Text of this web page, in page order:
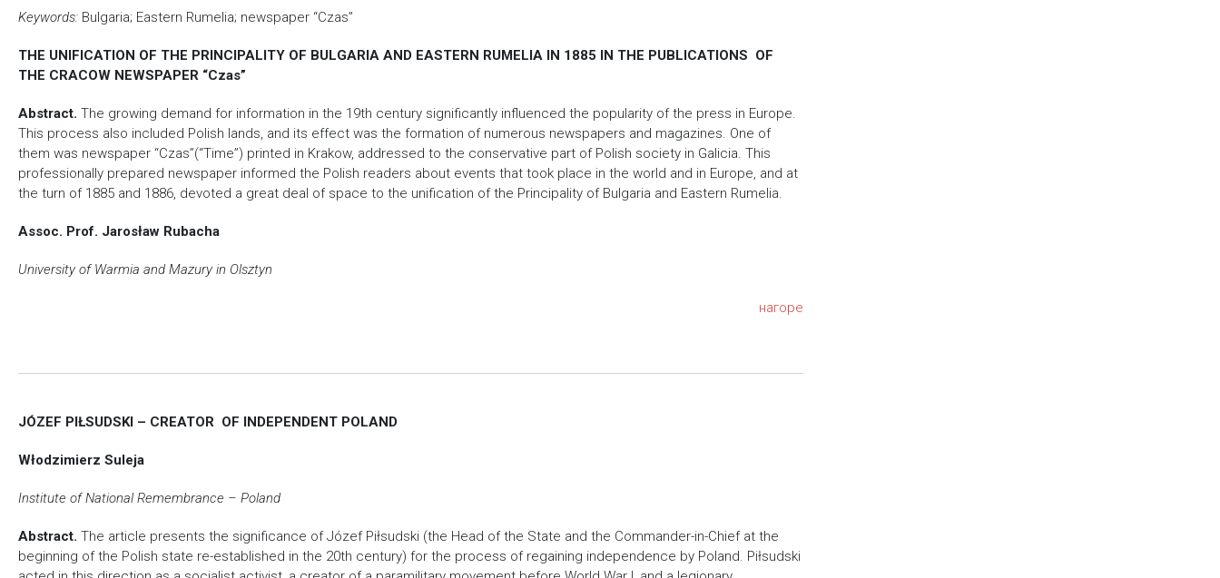
Keywords:Bulgaria; Eastern Rumelia; newspaper “Czas”
THE UNIFICATION OF THE PRINCIPALITY OF BULGARIA AND EASTERN RUMELIA IN 1885 IN THE PUBLICATIONS OF
THE CRACOW NEWSPAPER “Czas”
Abstract. The growing demand for information in the 19th century significantly influenced the popularity of the press in Europe.
This process also included Polish lands, and its effect was the formation of numerous newspapers and magazines. One of
them was newspaper “Czas”(“Time”) printed in Krakow, addressed to the conservative part of Polish society in Galicia. This
professionally prepared newspaper informed the Polish readers about events that took place in the world and in Europe, and at
the turn of 1885 and 1886, devoted a great deal of space to the unification of the Principality of Bulgaria and Eastern Rumelia.
Assoc. Prof. Jarosław Rubacha
University of Warmia and Mazury in Olsztyn
нагоре
JÓZEF PIŁSUDSKI – CREATOR OF INDEPENDENT POLAND
Włodzimierz Suleja
Institute of National Remembrance – Poland
Abstract. The article presents the significance of Józef Piłsudski (the Head of the State and the Commander-in-Chief at the
beginning of the Polish state re-established in the 20th century) for the process of regaining independence by Poland. Piłsudski